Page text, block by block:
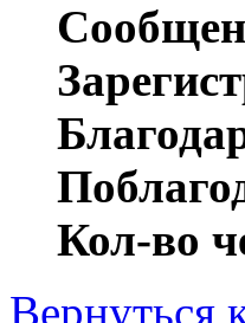
Кол-во
Вернуться